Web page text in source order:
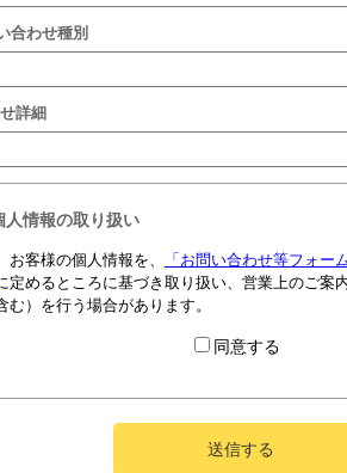
合わせ種別
詳細
人情報の取り扱い
同意する
お客様の個人情報を、
「お問い合わせ等フォー
定めるところに基づき取り扱い、営業上のご案
む）を行う場合があります。